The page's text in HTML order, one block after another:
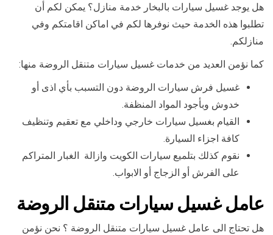
هل يوجد غسيل سيارات بالبخار خدمة منازل؟ يمكن لكم أن
تطلبوا هذه الخدمة حيث نوفرها لكم في اماكن اقامتكم وفي
منازلكم.
كما نؤمن العديد من خدمات غسيل سيارات متنقل الروضة منها:
غسيل فرش سيارات الروضة دون التسبب بأي اذى أو
خدوش وبأجود المواد المنظفة.
القيام بغسيل سيارات خارجي وداخلي مع تعقيم وتنظيف
كافة اجزاء السيارة.
نقوم كذلك بتلميع سيارات الكويت وازالة الغبار المتراكم
على الفرش أو الزجاج أو الابواب.
عامل غسيل سيارات متنقل الروضة
هل تحتاج الى عامل غسيل سيارات متنقل الروضة ؟ نحن نؤمن